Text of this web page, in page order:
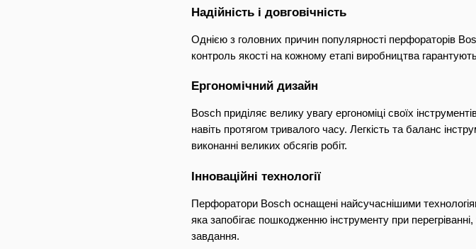
Надійність і довговічність
Однією з головних причин популярності перфораторів
контроль якості на кожному етапі виробництва
Ергономічний дизайн
Bosch приділяє велику увагу ергономіці своїх
навіть протягом тривалого часу. Легкість та баланс
виконанні великих обсягів робіт.
Інноваційні технології
Перфоратори Bosch оснащені найсучаснішими
яка запобігає пошкодженню інструменту при
завдання.